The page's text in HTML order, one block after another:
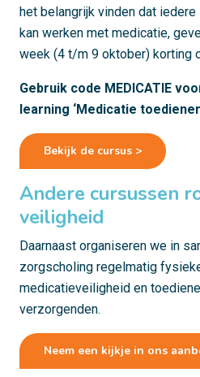
het belangrijk vinden dat
kan werken met medicatie,
week (4 t/m 9 oktober) korting
Gebruik code MEDICATIE
learning ‘Medicatie
Bekijk de cursus >
Andere cursussen
veiligheid
Daarnaast organiseren we in
zorgscholing regelmatig
medicatieveiligheid en
verzorgenden.
Neem een kijkje in ons